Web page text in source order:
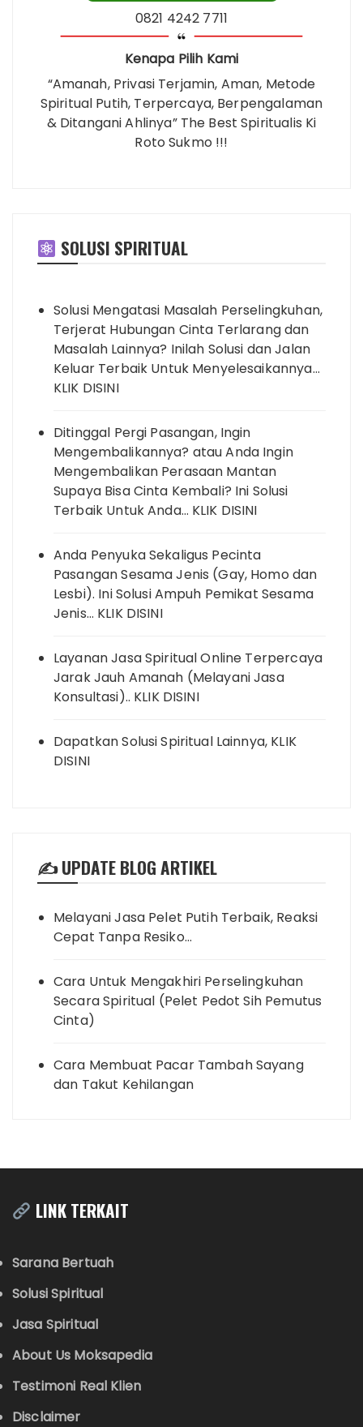
0821 4242 7711
Kenapa Pilih Kami
“Amanah, Privasi Terjamin, Aman, Metode
Spiritual Putih, Terpercaya, Berpengalaman
& Ditangani Ahlinya” The Best Spiritualis Ki
Roto Sukmo !!!
SOLUSI SPIRITUAL
Solusi Mengatasi Masalah Perselingkuhan,
Terjerat Hubungan Cinta Terlarang dan
Masalah Lainnya? Inilah Solusi dan Jalan
Keluar Terbaik Untuk Menyelesaikannya…
KLIK DISINI
Ditinggal Pergi Pasangan, Ingin
Mengembalikannya? atau Anda Ingin
Mengembalikan Perasaan Mantan
Supaya Bisa Cinta Kembali? Ini Solusi
Terbaik Untuk Anda… KLIK DISINI
Anda Penyuka Sekaligus Pecinta
Pasangan Sesama Jenis (Gay, Homo dan
Lesbi). Ini Solusi Ampuh Pemikat Sesama
Jenis… KLIK DISINI
Layanan Jasa Spiritual Online Terpercaya
Jarak Jauh Amanah (Melayani Jasa
Konsultasi).. KLIK DISINI
Dapatkan Solusi Spiritual Lainnya, KLIK
DISINI
✍️ UPDATE BLOG ARTIKEL
Melayani Jasa Pelet Putih Terbaik, Reaksi
Cepat Tanpa Resiko…
Cara Untuk Mengakhiri Perselingkuhan
Secara Spiritual (Pelet Pedot Sih Pemutus
Cinta)
Cara Membuat Pacar Tambah Sayang
dan Takut Kehilangan
LINK TERKAIT
Sarana Bertuah
Solusi Spiritual
Jasa Spiritual
About Us Moksapedia
Testimoni Real Klien
Disclaimer